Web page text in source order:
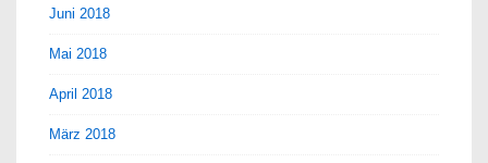
Juni 2018
Mai 2018
April 2018
März 2018